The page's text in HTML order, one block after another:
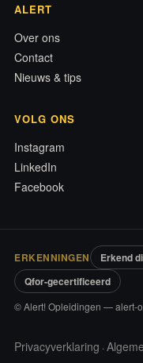
ALERT
Over ons
Contact
Nieuws & tips
VOLG ONS
Instagram
LinkedIn
Facebook
ERKENNINGEN
Erkend
Qfor-gecertificeerd
© Alert! Opleidingen — alert-
Privacyverklaring ·